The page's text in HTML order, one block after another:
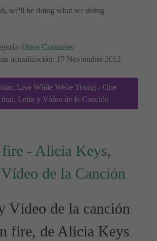
we'll be doing what we doing
Otros Cantantes
actualización: 17 Noviembre 2012
Live While We're Young - One
Letra y Vídeo de la Canción
- Alicia Keys,
de la Canción
Vídeo de la canción
fire, de Alicia Keys